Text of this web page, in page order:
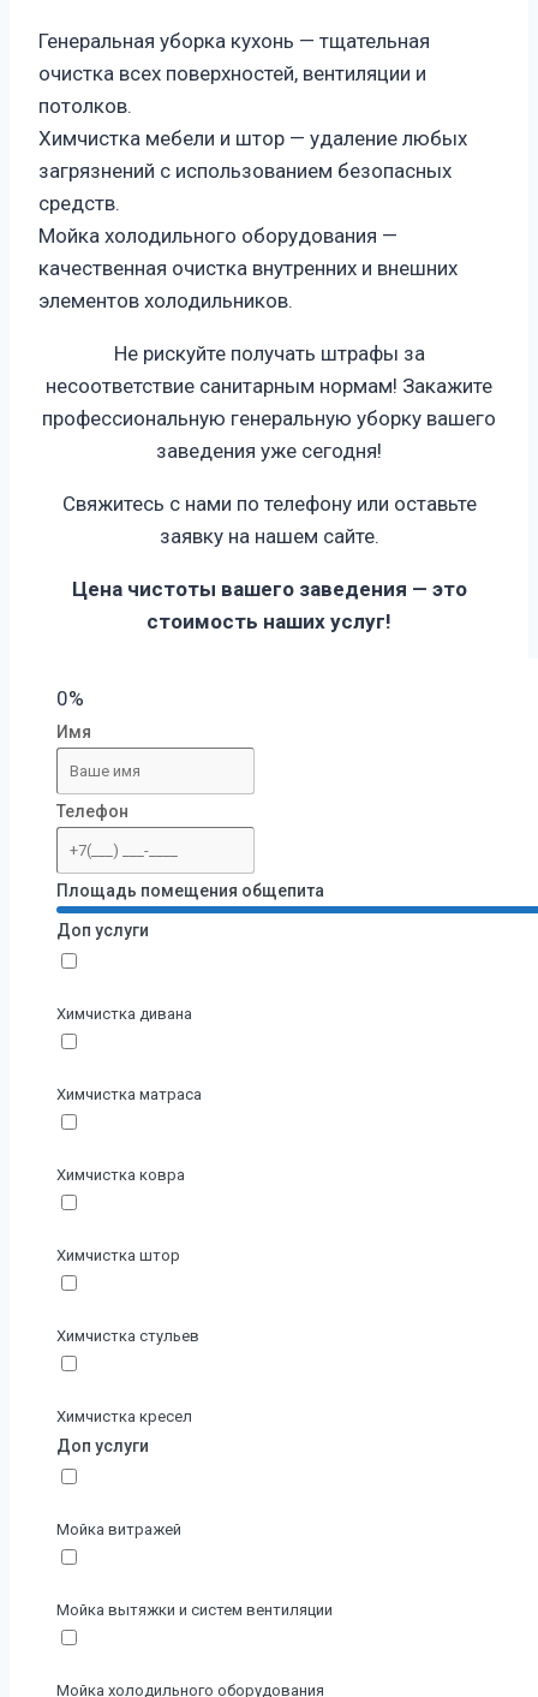
Генеральная уборка кухонь — тщательная
очистка всех поверхностей, вентиляции и
потолков.
Химчистка мебели и штор — удаление любых
загрязнений с использованием безопасных
средств.
Мойка холодильного оборудования —
качественная очистка внутренних и внешних
элементов холодильников.
Не рискуйте получать штрафы за
несоответствие санитарным нормам! Закажите
профессиональную генеральную уборку вашего
заведения уже сегодня!
Свяжитесь с нами по телефону или оставьте
заявку на нашем сайте.
Цена чистоты вашего заведения — это
стоимость наших услуг!
0%
Имя
Телефон
Площадь помещения общепита
Доп услуги
Химчистка дивана
Химчистка матраса
Химчистка ковра
Химчистка штор
Химчистка стульев
Химчистка кресел
Доп услуги
Мойка витражей
Мойка вытяжки и систем вентиляции
Мойка холодильного оборудования